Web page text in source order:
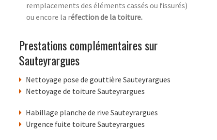
remplacements des éléments cassés ou fissurés)
ou encore la réfection de la toiture.
Prestations complémentaires sur
Sauteyrargues
Nettoyage pose de gouttière Sauteyrargues
Nettoyage de toiture Sauteyrargues
Habillage planche de rive Sauteyrargues
Urgence fuite toiture Sauteyrargues